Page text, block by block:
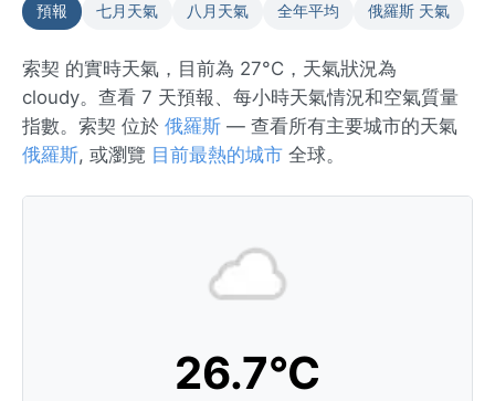
預報 七月天氣 八月天氣 全年平均 俄羅斯 天氣
索契 的實時天氣，目前為 27°C，天氣狀況為
cloudy。查看 7 天預報、每小時天氣情況和空氣質量
指數。索契 位於 俄羅斯 — 查看所有主要城市的天氣
俄羅斯, 或瀏覽 目前最熱的城市 全球。
26.7°C